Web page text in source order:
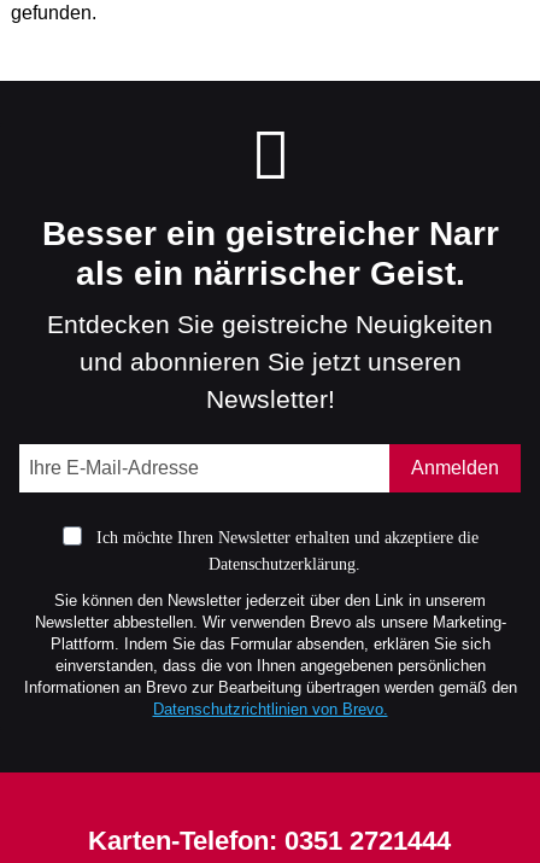
gefunden.
Besser ein geistreicher Narr
als ein närrischer Geist.
Entdecken Sie geistreiche Neuigkeiten
und abonnieren Sie jetzt unseren
Newsletter!
Anmelden
Ich möchte Ihren Newsletter erhalten und akzeptiere die
Datenschutzerklärung.
Sie können den Newsletter jederzeit über den Link in unserem
Newsletter abbestellen. Wir verwenden Brevo als unsere Marketing-
Plattform. Indem Sie das Formular absenden, erklären Sie sich
einverstanden, dass die von Ihnen angegebenen persönlichen
Informationen an Brevo zur Bearbeitung übertragen werden gemäß den
Datenschutzrichtlinien von Brevo.
Karten-Telefon:0351 2721444